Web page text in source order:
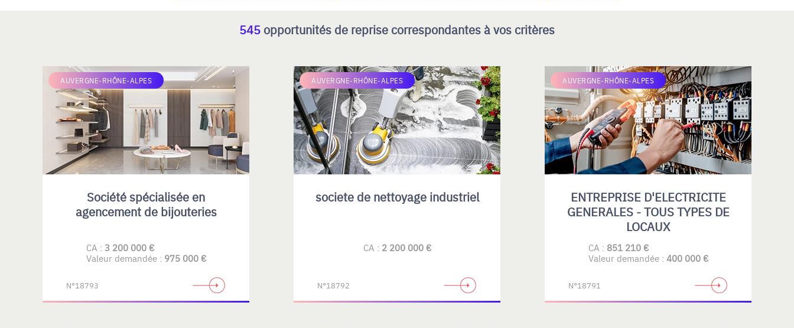
545 opportunités de reprise correspondantes à vos critères
AUVERGNE-RHÔNE-ALPES
Société spécialisée en
agencement de bijouteries
CA : 3 200 000 €
Valeur demandée : 975 000 €
N°18793
AUVERGNE-RHÔNE-ALPES
societe de nettoyage industriel
CA : 2 200 000 €
N°18792
AUVERGNE-RHÔNE-ALPES
ENTREPRISE D'ELECTRICITE
GENERALES - TOUS TYPES DE
LOCAUX
CA : 851 210 €
Valeur demandée : 400 000 €
N°18791